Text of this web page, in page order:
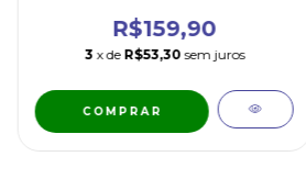
R$159,90
3 x de R$53,30 sem juros
COMPRAR